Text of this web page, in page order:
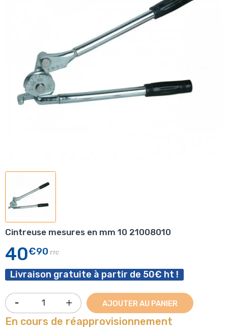
Cintreuse mesures en mm 10 21008010
40€90 TTC
Livraison gratuite à partir de 50€ ht !
AJOUTER AU PANIER
En cours de réapprovisionnement